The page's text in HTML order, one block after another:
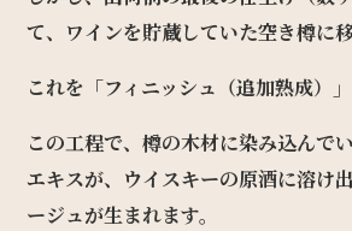
て、ワインを貯蔵していた空き樽に移
これを「フィニッシュ（追加熟成）」
この工程で、樽の木材に染み込んで
エキスが、ウイスキーの原酒に溶け
ージュが生まれます。